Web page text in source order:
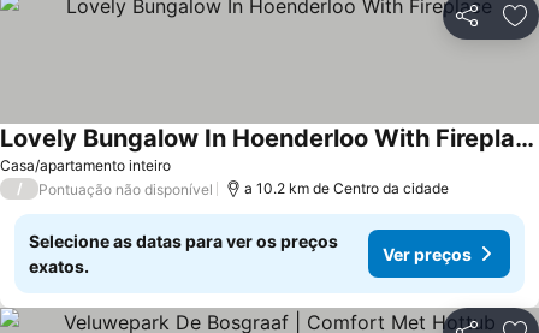
Partilhar
Casa/apartamento inteiro
Lovely Bungalow In Hoenderloo With Fireplace
/ Pontuação não disponível a 10.2 km de Centro da cidade
Selecione as datas para ver os preços
exatos.
Ver preços